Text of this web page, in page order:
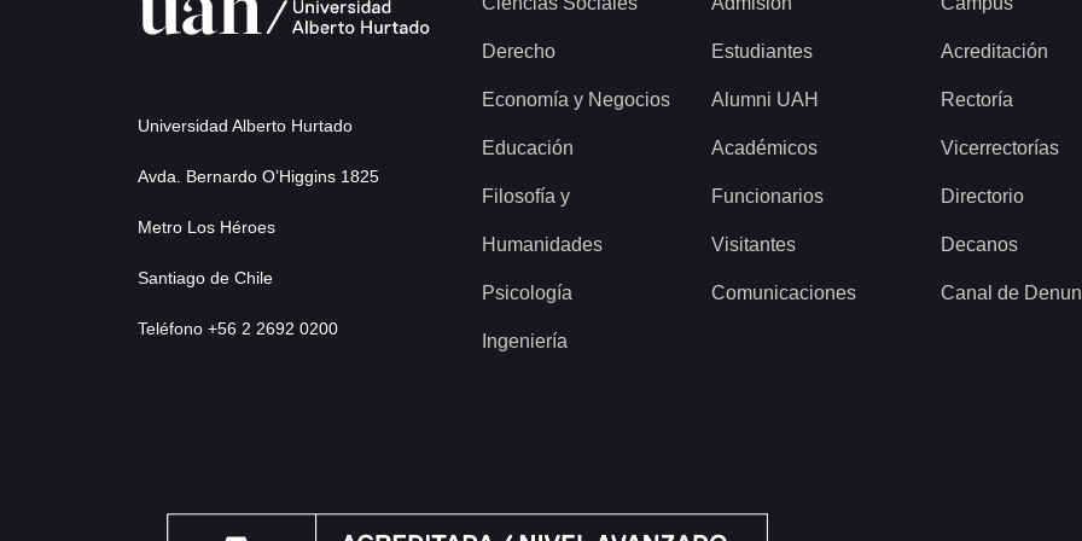
Universidad Alberto Hurtado
Avda. Bernardo O’Higgins 1825
Metro Los Héroes
Santiago de Chile
Teléfono +56 2 2692 0200
Derecho
Economía y Negocios
Educación
Filosofía y
Humanidades
Psicología
Ingeniería
Estudiantes
Alumni UAH
Académicos
Funcionarios
Visitantes
Comunicaciones
Acreditación
Rectoría
Vicerrectorías
Directorio
Decanos
Canal de